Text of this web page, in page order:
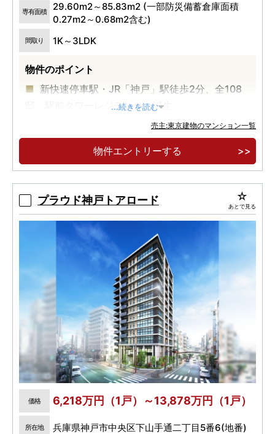
専有面積
29.60m2～85.83m2 (一部防災備蓄倉庫面積
0.27m2～0.68m2含む)
間取り 1K～3LDK
物件のポイント
新快速停車駅・JR「神戸」駅徒歩2分、全108
邸、駅前タワーレジデンス、誕生。
...続きを読む
売主:東京建物のマンション一覧
物件エントリーする
プラウド神戸トアロード あとで見る
価格 6,218万円（1戸）～13,878万円（1戸）
所在地 兵庫県神戸市中央区下山手通二丁目5番6(地番)